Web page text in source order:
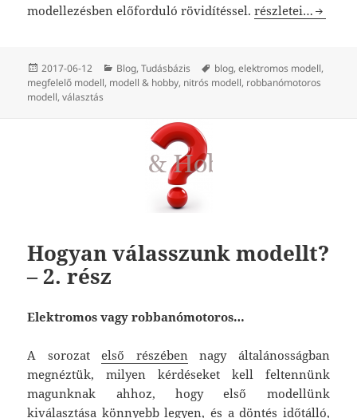
modellezésben előforduló rövidítéssel.Hogyan
részletei…
Közzétéve
2017-06-12 Kategória
Blog,Tudásbázis Címke
blog,elektromos modell,
megfelelő modell, modell & hobby, nitrós modell, robbanómotoros
modell,választás
Hogyan válasszunk modellt?
– 2. rész
Elektromos vagy robbanómotoros…
A sorozatelső részében nagy általánosságban
megnéztük, milyen kérdéseket kell feltennünk
magunknak ahhoz, hogy első modellünk
kiválasztása könnyebb legyen, és a döntés időtálló,